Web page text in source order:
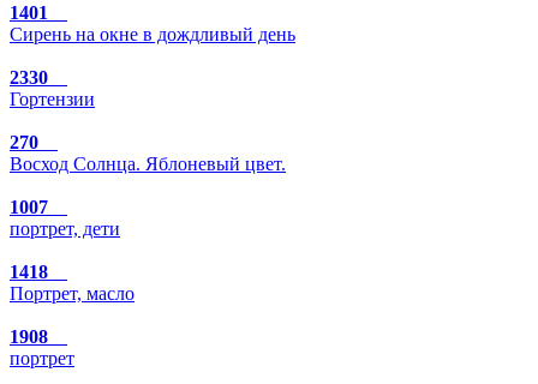
1401
Сирень на окне в дождливый день
2330
Гортензии
270
Восход Солнца. Яблоневый цвет.
1007
портрет, дети
1418
Портрет, масло
1908
портрет